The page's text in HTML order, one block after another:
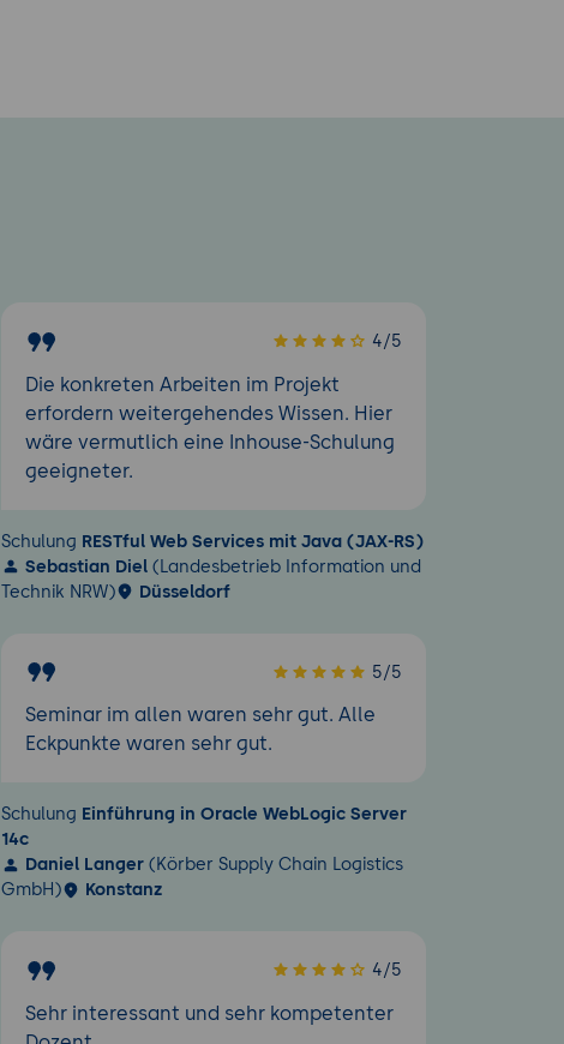
4/5
Die konkreten Arbeiten im Projekt
erfordern weitergehendes Wissen. Hier
wäre vermutlich eine Inhouse-Schulung
geeigneter.
Schulung RESTful Web Services mit Java (JAX-RS)
Sebastian Diel (Landesbetrieb Information und
Technik NRW)
Düsseldorf
5/5
Seminar im allen waren sehr gut. Alle
Eckpunkte waren sehr gut.
Schulung Einführung in Oracle WebLogic Server
14c
Daniel Langer (Körber Supply Chain Logistics
GmbH)
Konstanz
4/5
Sehr interessant und sehr kompetenter